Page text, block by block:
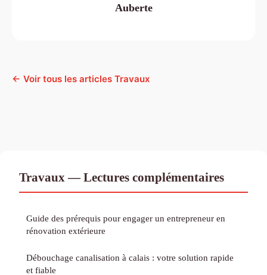
Auberte
← Voir tous les articles Travaux
Travaux — Lectures complémentaires
Guide des prérequis pour engager un entrepreneur en
rénovation extérieure
Débouchage canalisation à calais : votre solution rapide
et fiable